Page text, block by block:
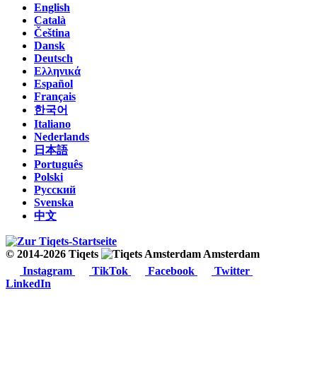
English
Català
Čeština
Dansk
Deutsch
Ελληνικά
Español
Français
한국어
Italiano
Nederlands
日本語
Português
Polski
Русский
Svenska
中文
© 2014-2026 Tiqets
Amsterdam
Instagram
TikTok Facebook
Twitter
LinkedIn